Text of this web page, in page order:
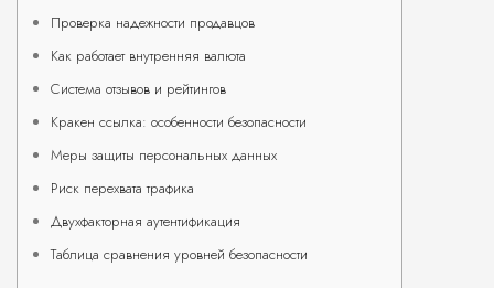
Проверка надежности продавцов
Как работает внутренняя валюта
Система отзывов и рейтингов
Кракен ссылка: особенности безопасности
Меры защиты персональных данных
Риск перехвата трафика
Двухфакторная аутентификация
Таблица сравнения уровней безопасности